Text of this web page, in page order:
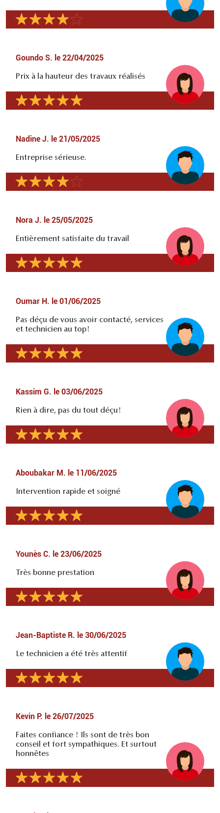
Goundo S. le 22/04/2025
Prix à la hauteur des travaux réalisés
Nadine J. le 21/05/2025
Entreprise sérieuse.
Nora J. le 25/05/2025
Entièrement satisfaite du travail
Oumar H. le 01/06/2025
Pas déçu de vous avoir contacté, services
et technicien au top!
Kassim G. le 03/06/2025
Rien à dire, pas du tout déçu!
Aboubakar M. le 11/06/2025
Intervention rapide et soigné
Younès C. le 23/06/2025
Très bonne prestation
Jean-Baptiste R. le 30/06/2025
Le technicien a été très attentif
Kevin P. le 26/07/2025
Faites confiance ! Ils sont de très bon
conseil et fort sympathiques. Et surtout
honnêtes